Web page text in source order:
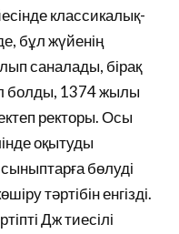
классикалық-
бұл жүйенің
саналады, бірақ
болды, 1374 жылы
ректоры. Осы
оқытуды
бөлуді
тәртібін енгізді.
Дж тиесілі